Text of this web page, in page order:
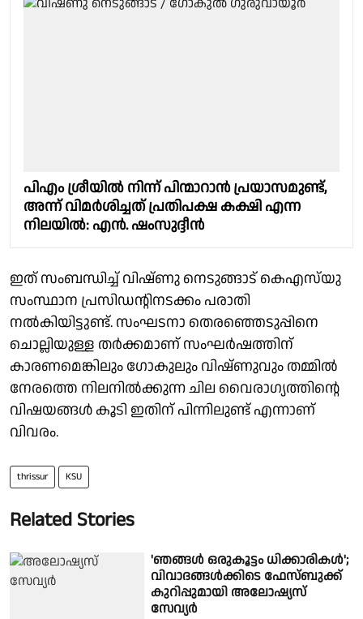
പിഎം ശ്രീയിൽ നിന്ന് പിന്മാറാൻ പ്രയാസമുണ്ട്,
അന്ന് വിമര്‍ശിച്ചത് പ്രതിപക്ഷ കക്ഷി എന്ന
നിലയിൽ: എന്‍. ഷംസുദ്ദീന്‍
ഇത് സംബന്ധിച്ച് വിഷ്ണു നെടുങ്ങാട് കെഎസ്‌യു
സംസ്ഥാന പ്രസിഡൻ്റിനടക്കം പരാതി
നൽകിയിട്ടുണ്ട്. സംഘടനാ തെരഞ്ഞെടുപ്പിനെ
ചൊല്ലിയുള്ള തർക്കമാണ് സംഘർഷത്തിന്
കാരണമെങ്കിലും ഗോകുലും വിഷ്ണുവും തമ്മിൽ
നേരത്തെ നിലനിൽക്കുന്ന ചില വൈരാഗ്യത്തിൻ്റെ
വിഷയങ്ങൾ കൂടി ഇതിന് പിന്നിലുണ്ട് എന്നാണ്
വിവരം.
thrissur KSU
Related Stories
'ഞങ്ങൾ ഒരുകൂട്ടം ധിക്കാരികൾ';
വിവാദങ്ങൾക്കിടെ ഫേസ്ബുക്ക്
കുറിപ്പുമായി അലോഷ്യസ്
സേവ്യർ